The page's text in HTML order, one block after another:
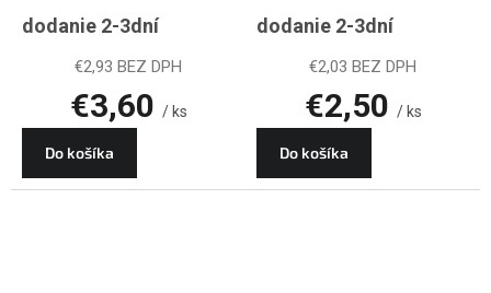
dodanie 2-3dní
€2,93 BEZ DPH
€3,60 / ks
Do košíka
dodanie 2-3dní
€2,03 BEZ DPH
€2,50 / ks
Do košíka